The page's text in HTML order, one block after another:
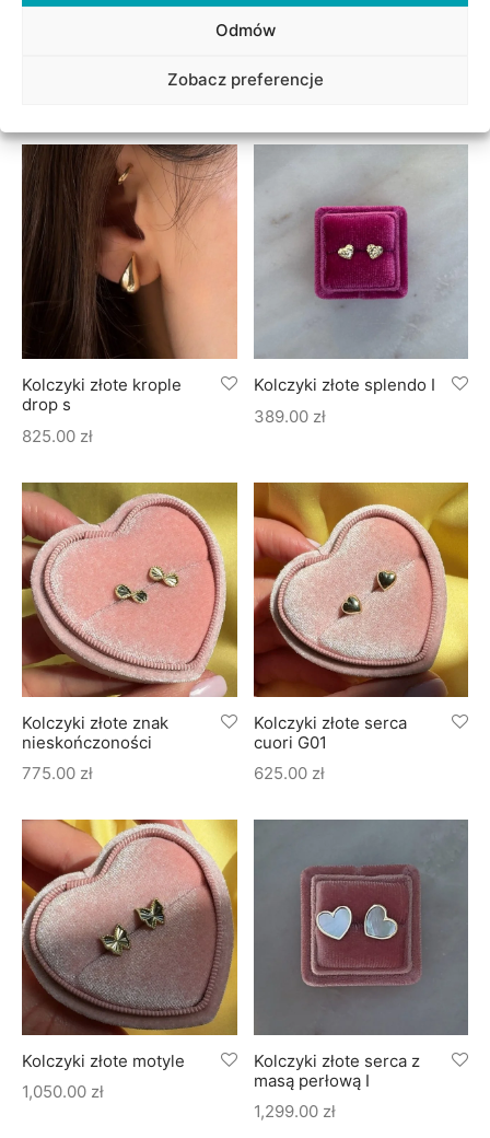
Odmów
Zobacz preferencje
Kolczyki złote krople
drop s
825.00 zł
Kolczyki złote splendo I
389.00 zł
Kolczyki złote znak
nieskończoności
775.00 zł
Kolczyki złote serca
cuori G01
625.00 zł
Kolczyki złote motyle
1,050.00 zł
Kolczyki złote serca z
masą perłową I
1,299.00 zł